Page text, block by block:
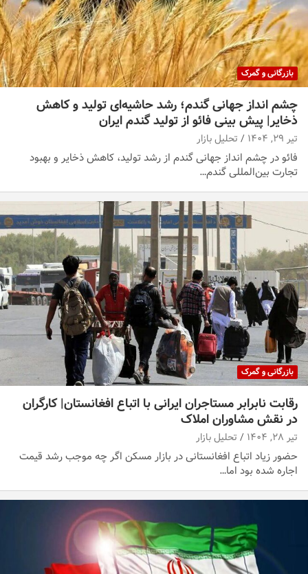
بازرگانی و گمرک
چشم‌ انداز جهانی گندم؛ رشد حاشیه‌ای تولید و کاهش
ذخایر| پیش بینی فائو از تولید گندم ایران
تیر ۲۹, ۱۴۰۴ تحلیل بازار
فائو در چشم انداز جهانی گندم از رشد تولید، کاهش ذخایر و بهبود
تجارت بین‌المللی گندم…
بازرگانی و گمرک
رقابت نابرابر مستاجران ایرانی با اتباع افغانستان| کارگران
در نقش مشاوران املاک
تیر ۲۸, ۱۴۰۴ تحلیل بازار
حضور زیاد اتباع افغانستانی در بازار مسکن اگر چه موجب رشد قیمت
اجاره شده بود اما…